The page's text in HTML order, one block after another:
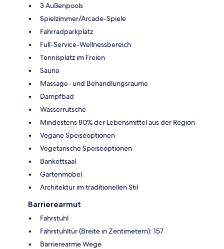
3 Außenpools
Spielzimmer/Arcade-Spiele
Fahrradparkplatz
Full-Service-Wellnessbereich
Tennisplatz im Freien
Sauna
Massage- und Behandlungsräume
Dampfbad
Wasserrutsche
Mindestens 80% der Lebensmittel aus der Region
Vegane Speiseoptionen
Vegetarische Speiseoptionen
Bankettsaal
Gartenmöbel
Architektur im traditionellen Stil
Barrierearmut
Fahrstuhl
Fahrstuhltür (Breite in Zentimetern): 157
Barrierearme Wege